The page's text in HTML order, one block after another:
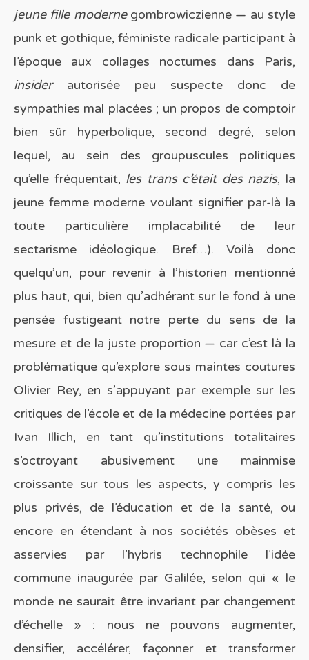
jeune fille modernegombrowiczienne — au style
punk et gothique, féministe radicale participant à
l’époque aux collages nocturnes dans Paris,
insiderautorisée peu suspecte donc de
sympathies mal placées ; un propos de comptoir
bien sûr hyperbolique, second degré, selon
lequel, au sein des groupuscules politiques
qu’elle fréquentait, les trans c’était des nazis, la
jeune femme moderne voulant signifier par-là la
toute particulière implacabilité de leur
sectarisme idéologique. Bref…). Voilà donc
quelqu’un, pour revenir à l’historien mentionné
plus haut, qui, bien qu’adhérant sur le fond à une
pensée fustigeant notre perte du sens de la
mesure et de la juste proportion — car c’est là la
problématique qu’explore sous maintes coutures
Olivier Rey, en s’appuyant par exemple sur les
critiques de l’école et de la médecine portées par
Ivan Illich, en tant qu’institutions totalitaires
s’octroyant abusivement une mainmise
croissante sur tous les aspects, y compris les
plus privés, de l’éducation et de la santé, ou
encore en étendant à nos sociétés obèses et
asservies par l’hybris technophile l’idée
commune inaugurée par Galilée, selon qui « le
monde ne saurait être invariant par changement
d’échelle » : nous ne pouvons augmenter,
densifier, accélérer, façonner et transformer